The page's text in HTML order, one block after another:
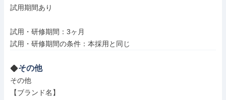
試用期間あり
試用・研修期間：3ヶ月
その他
その他
【ブランド名】